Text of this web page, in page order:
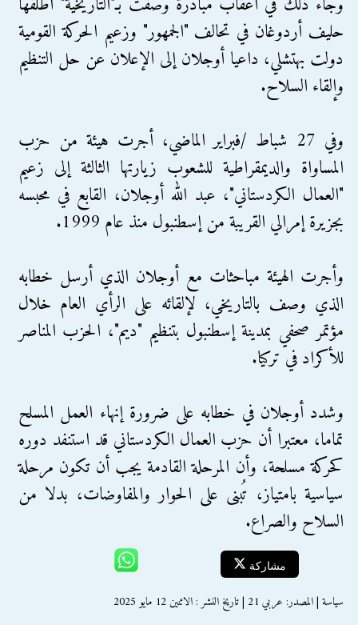
حليف أردوغان في تحالف "الجمهور" وزعيم الحركة القومية
دولت بهتشلي، داعيا أوجلان إلى الإعلان عن حل التنظيم
وإلقاء السلاح.
وفي 27 شباط /فبراير الماضي، أجرت هيئة من حزب
المساواة والديمقراطية للشعوب زيارتها الثالثة إلى زعيم
"العمال الكردستاني"، عبد الله أوجلان، القابع في محبسه
بجزيرة إمرالي القريبة من إسطنبول منذ عام 1999.
وأجرت الهيئة مباحثات مع أوجلان الذي أرسل خطابه
الذي وصف بالتاريخي، لإلقائه على الرأي العام خلال
مؤتمر صحفي بمدينة إسطنبول بتنظيم "ديم"، الحزب المناصر
للأكراد في تركيا.
وشدد أوجلان في خطابه على ضرورة إنهاء العمل المسلح
تماما، معتبرا أن حزب العمال الكردستاني قد استنفد دوره
كحركة مسلحة، وأن المرحلة القادمة يجب أن تكون مرحلة
سياسية بامتياز، تُبنى على الحوار والمفاوضات، بدلا من
السلاح والصراع.
مشاركة
سياسة | المصدر: عربي 21 | تاريخ النشر : الاثنين 12 مايو 2025